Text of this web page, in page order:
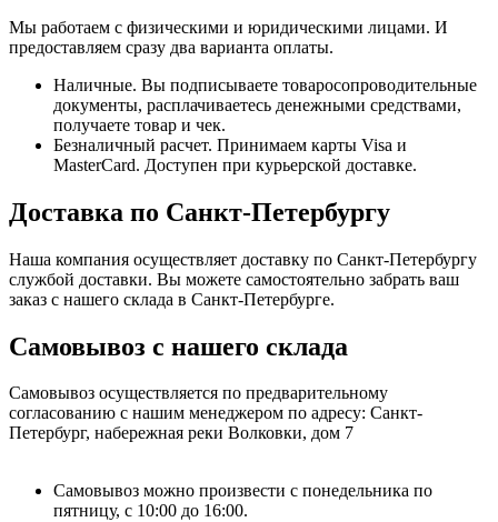
Мы работаем с физическими и юридическими лицами. И
предоставляем сразу два варианта оплаты.
Наличные. Вы подписываете товаросопроводительные
документы, расплачиваетесь денежными средствами,
получаете товар и чек.
Безналичный расчет. Принимаем карты Visa и
MasterCard. Доступен при курьерской доставке.
Доставка по Санкт-Петербургу
Наша компания осуществляет доставку по Санкт-Петербургу
службой доставки. Вы можете самостоятельно забрать ваш
заказ с нашего склада в Санкт-Петербурге.
Самовывоз с нашего склада
Самовывоз осуществляется по предварительному
согласованию с нашим менеджером по адресу: Санкт-
Петербург, набережная реки Волковки, дом 7
Самовывоз можно произвести с понедельника по
пятницу, с 10:00 до 16:00.